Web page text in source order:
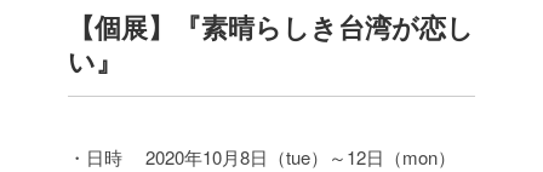
【個展】『素晴らしき台湾が恋し
い』
・日時 2020年10月8日（tue）～12日（mon）